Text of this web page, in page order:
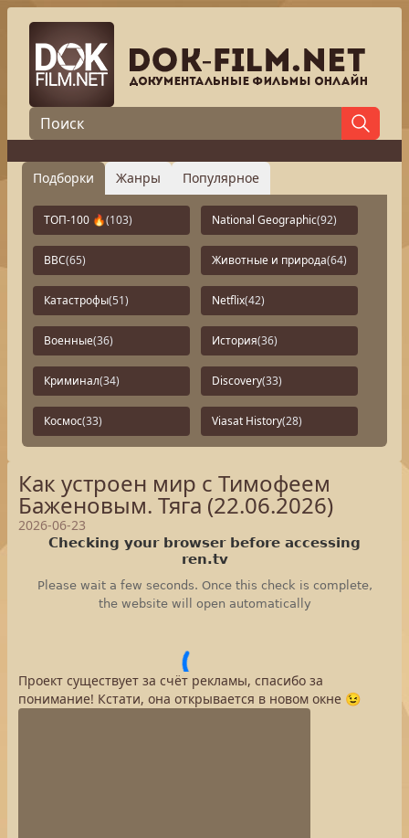
Подборки Жанры Популярное
ТОП-100 🔥(103) National Geographic(92)
BBC(65) Животные и природа(64)
Катастрофы(51) Netflix(42)
Военные(36) История(36)
Криминал(34) Discovery(33)
Космос(33) Viasat History(28)
Как устроен мир с Тимофеем
Баженовым. Тяга (22.06.2026)
2026-06-23
Проект существует за счёт рекламы, спасибо за
понимание! Кстати, она открывается в новом окне 😉